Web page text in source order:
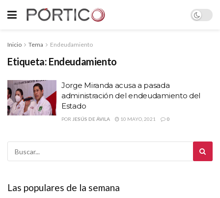
Inicio Tema Endeudamiento
Etiqueta: Endeudamiento
Jorge Miranda acusa a pasada
administración del endeudamiento del
Estado
POR JESÚS DE ÁVILA 10 MAYO, 2021 0
Las populares de la semana